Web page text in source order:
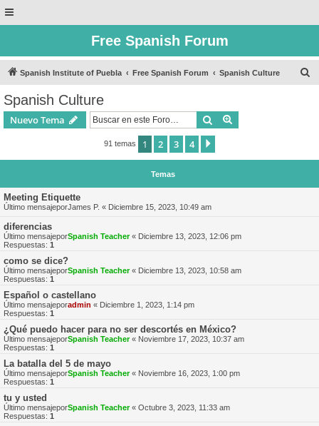
Free Spanish Forum
Spanish Institute of Puebla Free Spanish Forum Spanish Culture
Spanish Culture
Nuevo Tema Buscar
91 temas 1 2 3 4
Temas
Meeting Etiquette
Último mensajeporJames P. « Diciembre 15, 2023, 10:49 am
diferencias
Último mensajeporSpanish Teacher« Diciembre 13, 2023, 12:06 pm
Respuestas: 1
como se dice?
Último mensajeporSpanish Teacher« Diciembre 13, 2023, 10:58 am
Respuestas: 1
Español o castellano
Último mensajeporadmin « Diciembre 1, 2023, 1:14 pm
Respuestas: 1
¿Qué puedo hacer para no ser descortés en México?
Último mensajeporSpanish Teacher« Noviembre 17, 2023, 10:37 am
Respuestas: 1
La batalla del 5 de mayo
Último mensajeporSpanish Teacher« Noviembre 16, 2023, 1:00 pm
Respuestas: 1
tu y usted
Último mensajeporSpanish Teacher« Octubre 3, 2023, 11:33 am
Respuestas: 1